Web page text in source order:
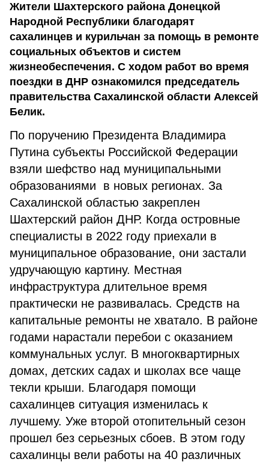
Жители Шахтерского района Донецкой
Народной Республики благодарят
сахалинцев и курильчан за помощь в ремонте
социальных объектов и систем
жизнеобеспечения. С ходом работ во время
поездки в ДНР ознакомился председатель
правительства Сахалинской области Алексей
Белик.
По поручению Президента Владимира
Путина субъекты Российской Федерации
взяли шефство над муниципальными
образованиями в новых регионах. За
Сахалинской областью закреплен
Шахтерский район ДНР. Когда островные
специалисты в 2022 году приехали в
муниципальное образование, они застали
удручающую картину. Местная
инфраструктура длительное время
практически не развивалась. Средств на
капитальные ремонты не хватало. В районе
годами нарастали перебои с оказанием
коммунальных услуг. В многоквартирных
домах, детских садах и школах все чаще
текли крыши. Благодаря помощи
сахалинцев ситуация изменилась к
лучшему. Уже второй отопительный сезон
прошел без серьезных сбоев. В этом году
сахалинцы вели работы на 40 различных